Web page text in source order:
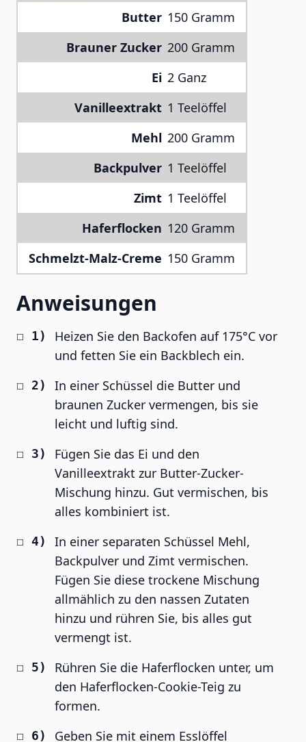
Butter 150 Gramm
Brauner Zucker 200 Gramm
Ei 2 Ganz
Vanilleextrakt 1 Teelöffel
Mehl 200 Gramm
Backpulver 1 Teelöffel
Zimt 1 Teelöffel
Haferflocken 120 Gramm
Schmelzt-Malz-Creme 150 Gramm
Anweisungen
Heizen Sie den Backofen auf 175°C vor
und fetten Sie ein Backblech ein.
In einer Schüssel die Butter und
braunen Zucker vermengen, bis sie
leicht und luftig sind.
Fügen Sie das Ei und den
Vanilleextrakt zur Butter-Zucker-
Mischung hinzu. Gut vermischen, bis
alles kombiniert ist.
In einer separaten Schüssel Mehl,
Backpulver und Zimt vermischen.
Fügen Sie diese trockene Mischung
allmählich zu den nassen Zutaten
hinzu und rühren Sie, bis alles gut
vermengt ist.
Rühren Sie die Haferflocken unter, um
den Haferflocken-Cookie-Teig zu
formen.
Geben Sie mit einem Esslöffel